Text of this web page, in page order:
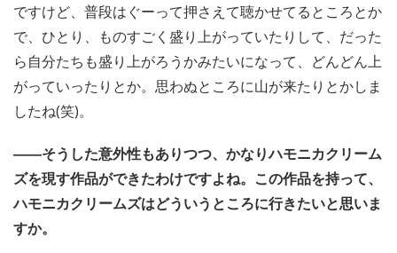
ですけど、普段はぐーって押さえて聴かせてるところとか
で、ひとり、ものすごく盛り上がっていたりして、だった
ら自分たちも盛り上がろうかみたいになって、どんどん上
がっていったりとか。思わぬところに山が来たりとかしま
したね(笑)。
――そうした意外性もありつつ、かなりハモニカクリーム
ズを現す作品ができたわけですよね。この作品を持って、
ハモニカクリームズはどういうところに行きたいと思いま
すか。